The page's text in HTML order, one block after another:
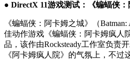
● DirectX 11游戏测试：《蝙蝠侠：
《蝙蝠侠：阿卡姆之城》（
佳动作游戏《蝙蝠侠：阿卡姆疯人
品，该作由Rocksteady工作室负责
《阿卡姆疯人院》的气氛上，不